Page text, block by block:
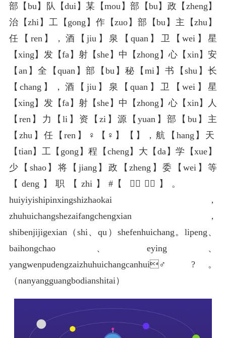
部【bu】队【dui】某【mou】部【bu】政【zheng】
治【zhi】工【gong】作【zuo】部【bu】主【zhu】
任【ren】，酒【jiu】泉【quan】卫【wei】星
【xing】发【fa】射【she】中【zhong】心【xin】安
【an】全【quan】部【bu】秘【mi】书【shu】长
【chang】，酒【jiu】泉【quan】卫【wei】星
【xing】发【fa】射【she】中【zhong】心【xin】人
【ren】力【li】资【zi】源【yuan】部【bu】主
【zhu】任【ren】♀【♀】️【️】，航【hang】天
【tian】工【gong】程【cheng】大【da】学【xue】
少【shao】将【jiang】政【zheng】委【wei】等
【deng】职【zhi】#️【️】⃣【⃣】。
huiyiyishipinxingshizhaokai，
zhuhuichangshezaifangchengxian，
shibenjijigexian（shi、qu）shefenhuichang。lipeng、
baihongchao、eying、
yangwenpudengzaizhuhuichangcanhui♂️?。
（nanyangguangbodianshitai）